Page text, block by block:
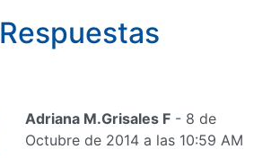
Respuestas
Adriana M.Grisales F - 8 de
Octubre de 2014 a las 10:59 AM